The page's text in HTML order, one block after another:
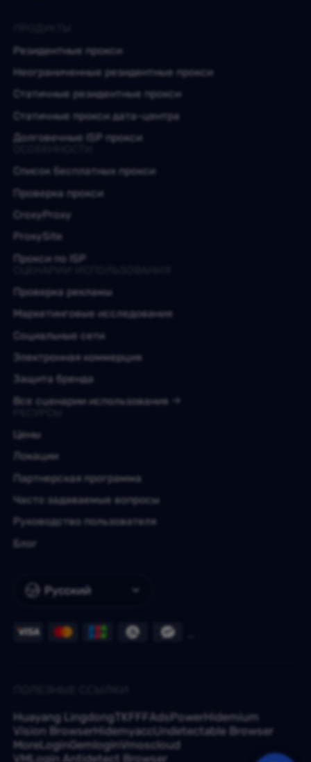
Русский
Резидентные прокси
Неограниченные резидентные прокси
Статичные резидентные прокси
Статичные прокси дата-центра
Долговечные ISP прокси
Список бесплатных прокси
Проверка прокси
CroxyProxy
ProxySite
Прокси по ISP
Проверка рекламы
Маркетинговые исследования
Социальные сети
Электронная коммерция
Защита бренда
Все сценарии использования
Цены
Локации
Партнерская программа
Часто задаваемые вопросы
Руководство пользователя
Блог
Huayang Lingdong TKFFF AdsPowerHidemium
Vision BrowserHidemyaccUndetectable Browser
MoreLoginGemloginVmoscloud
VMLogin Antidetect Browser